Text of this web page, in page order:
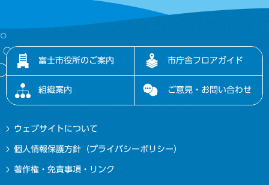
富士市役所のご案内 市庁舎フロアガイド
組織案内 ご意見・お問い合わせ
ウェブサイトについて
個人情報保護方針（プライバシーポリシー）
著作権・免責事項・リンク